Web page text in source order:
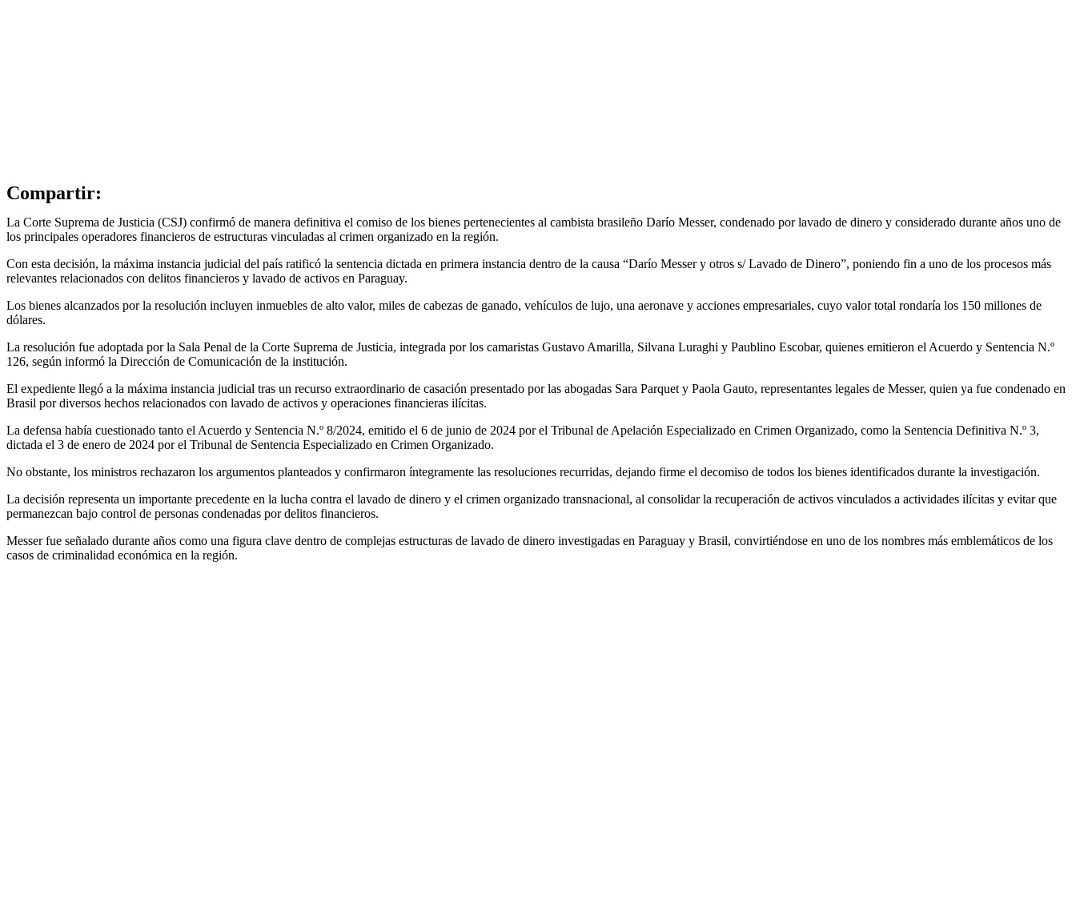
Compartir:
La Corte Suprema de Justicia (CSJ) confirmó de manera definitiva el comiso de los bienes pertenecientes al cambista brasileño Darío Messer, condenado por lavado de dinero y considerado durante años uno de
los principales operadores financieros de estructuras vinculadas al crimen organizado en la región.
Con esta decisión, la máxima instancia judicial del país ratificó la sentencia dictada en primera instancia dentro de la causa “Darío Messer y otros s/ Lavado de Dinero”, poniendo fin a uno de los procesos más
relevantes relacionados con delitos financieros y lavado de activos en Paraguay.
Los bienes alcanzados por la resolución incluyen inmuebles de alto valor, miles de cabezas de ganado, vehículos de lujo, una aeronave y acciones empresariales, cuyo valor total rondaría los 150 millones de
dólares.
La resolución fue adoptada por la Sala Penal de la Corte Suprema de Justicia, integrada por los camaristas Gustavo Amarilla, Silvana Luraghi y Paublino Escobar, quienes emitieron el Acuerdo y Sentencia N.º
126, según informó la Dirección de Comunicación de la institución.
El expediente llegó a la máxima instancia judicial tras un recurso extraordinario de casación presentado por las abogadas Sara Parquet y Paola Gauto, representantes legales de Messer, quien ya fue condenado en
Brasil por diversos hechos relacionados con lavado de activos y operaciones financieras ilícitas.
La defensa había cuestionado tanto el Acuerdo y Sentencia N.º 8/2024, emitido el 6 de junio de 2024 por el Tribunal de Apelación Especializado en Crimen Organizado, como la Sentencia Definitiva N.º 3,
dictada el 3 de enero de 2024 por el Tribunal de Sentencia Especializado en Crimen Organizado.
No obstante, los ministros rechazaron los argumentos planteados y confirmaron íntegramente las resoluciones recurridas, dejando firme el decomiso de todos los bienes identificados durante la investigación.
La decisión representa un importante precedente en la lucha contra el lavado de dinero y el crimen organizado transnacional, al consolidar la recuperación de activos vinculados a actividades ilícitas y evitar que
permanezcan bajo control de personas condenadas por delitos financieros.
Messer fue señalado durante años como una figura clave dentro de complejas estructuras de lavado de dinero investigadas en Paraguay y Brasil, convirtiéndose en uno de los nombres más emblemáticos de los
casos de criminalidad económica en la región.